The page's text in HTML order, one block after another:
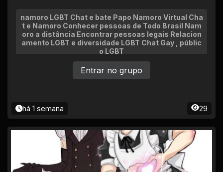
namoro LGBT Chat e bate Papo Namoro Virtual Cha
t e Namoro Conhecer pessoas de Todo Brasil Nam
oro a distância Encontrar pessoas legais Relacion
amento LGBT e diversidade LGBT Chat Gay , públic
o LGBT
há 1 semana 29
Entrar no grupo